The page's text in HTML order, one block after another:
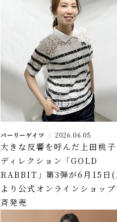
パーリーゲイツ 2026.06.05
大きな反響を呼んだ上田桃子
ディレクション「GOLD
RABBIT」第3弾が6月15日(
より公式オンラインショッ
斉発売